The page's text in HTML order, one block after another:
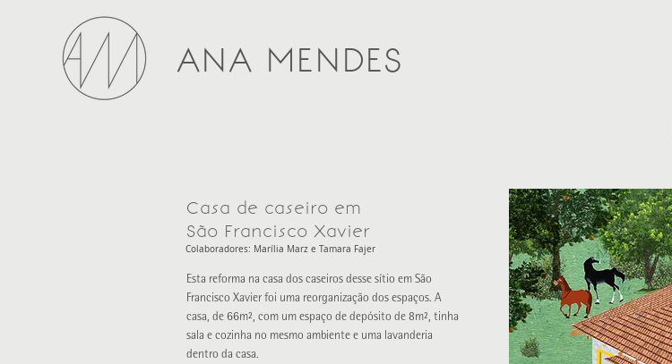
ANA MENDES
Colaboradores: Marília Marz e Tamara Fajer
Esta reforma na casa dos caseiros desse sítio em São
Francisco Xavier foi uma reorganização dos espaços. A
casa, de 66m², com um espaço de depósito de 8m², tinha
sala e cozinha no mesmo ambiente e uma lavanderia
dentro da casa.
Casa de caseiro em
São Francisco Xavier